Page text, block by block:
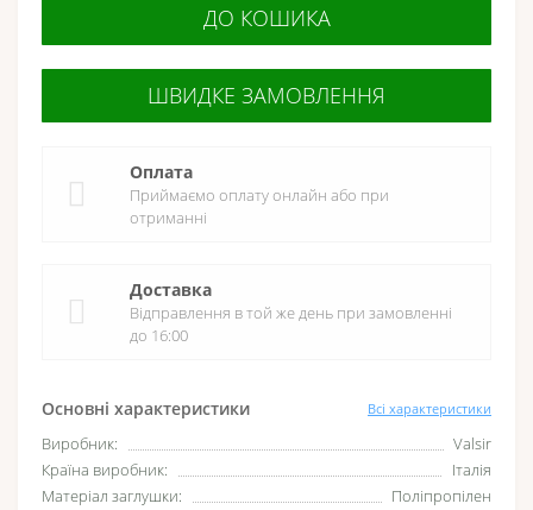
Основні характеристики Всі характеристики
Виробник:
Valsir
Країна виробник:
Італія
Матеріал заглушки:
Поліпропілен
ДО КОШИКА
ШВИДКЕ ЗАМОВЛЕННЯ
Оплата
Приймаємо оплату онлайн або при
отриманні
Доставка
Відправлення в той же день при замовленні
до 16:00